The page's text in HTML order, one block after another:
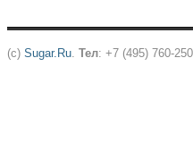
(c) Sugar.Ru Тел: +7 (495) 760-